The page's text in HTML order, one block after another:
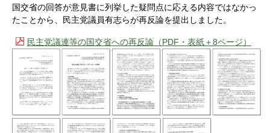
国交省の回答が意見書に列挙した疑問点に応える内容ではなかっ
たことから、民主党議員有志らが再反論を提出しました。
民主党議連等の国交省への再反論（PDF・表紙＋8ページ）